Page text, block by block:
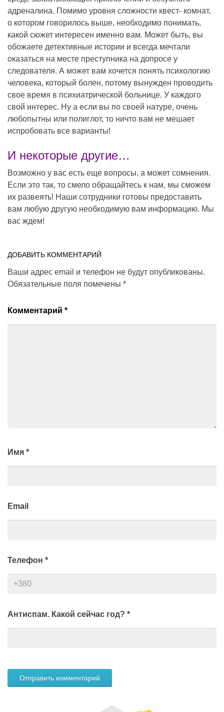
адреналина. Помимо уровня сложности квест- комнат,
о котором говорилось выше, необходимо понимать,
какой сюжет интересен именно вам. Может быть, вы
обожаете детективные истории и всегда мечтали
оказаться на месте преступника на допросе у
следователя. А может вам хочется понять психологию
человека, который болен, потому вынужден проводить
свое время в психиатрической больнице. У каждого
свой интерес. Ну а если вы по своей натуре, очень
любопытны или полиглот, то ничто вам не мешает
испробовать все варианты!
И некоторые другие…
Возможно у вас есть еще вопросы, а может сомнения.
Если это так, то смело обращайтесь к нам, мы сможем
их развеять! Наши сотрудники готовы предоставить
вам любую другую необходимую вам информацию. Мы
вас ждем!
ДОБАВИТЬ КОММЕНТАРИЙ
Ваши адрес email и телефон не будут опубликованы.
Обязательные поля помечены *
Комментарий *
Имя *
Email
Телефон *
Антиспам. Какой сейчас год? *